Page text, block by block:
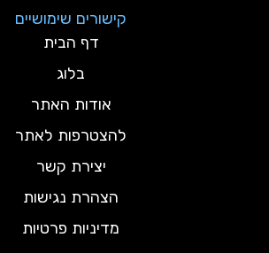
קישורים שימושיים
דף הבית
בלוג
אודות האתר
להצטרפות לאתר
יצירת קשר
הצהרת נגישות
מדיניות פרטיות